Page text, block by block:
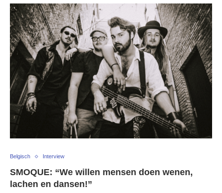
Belgisch Interview
SMOQUE: “We willen mensen doen wenen,
lachen en dansen!”